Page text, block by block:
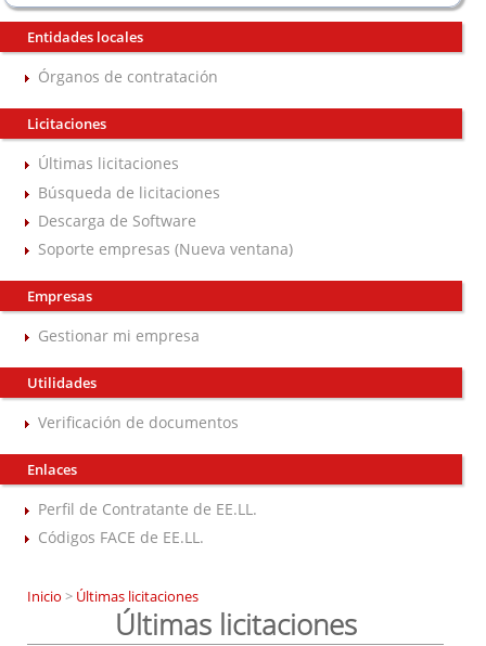
Entidades locales
Órganos de contratación
Licitaciones
Últimas licitaciones
Búsqueda de licitaciones
Descarga de Software
Soporte empresas (Nueva ventana)
Empresas
Gestionar mi empresa
Utilidades
Verificación de documentos
Enlaces
Perfil de Contratante de EE.LL.
Códigos FACE de EE.LL.
Inicio > Últimas licitaciones
Últimas licitaciones